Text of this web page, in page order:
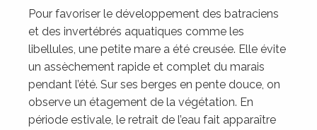
Pour favoriser le développement des batraciens
et des invertébrés aquatiques comme les
libellules, une petite mare a été creusée. Elle évite
un assèchement rapide et complet du marais
pendant l’été. Sur ses berges en pente douce, on
observe un étagement de la végétation. En
période estivale, le retrait de l’eau fait apparaître